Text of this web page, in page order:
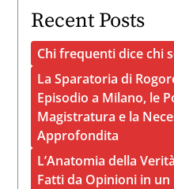
la
di
Recent Posts
Chi frequenti dice chi
La Sparatoria di
Episodio a Milano, le
Magistratura e la
Approfondita
L’Anatomia della
Fatti da Opinioni in